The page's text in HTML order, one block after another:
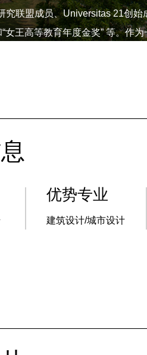
员、Universitas 21创始成员、米德兰兹创新联
女王高等教育年度金奖” 等。作为
优势专业
建筑设计/城市设计